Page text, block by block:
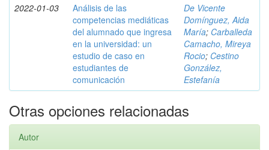
2022-01-03
Análisis de las
competencias mediáticas
del alumnado que ingresa
en la universidad: un
estudio de caso en
estudiantes de
comunicación
De Vicente
Domínguez, Aida
María; Carballeda
Camacho, Mireya
Rocio; Cestino
González,
Estefanía
Otras opciones relacionadas
Autor